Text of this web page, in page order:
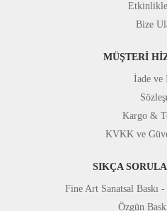
Bize
MÜŞTERİ
İade ve
Kargo &
KVKK ve
SIKÇA
Fine Art Sanatsal Baskı
Özgün